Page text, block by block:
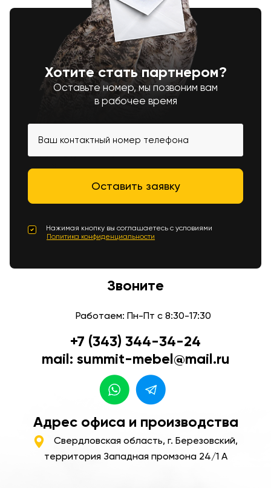
Хотите стать партнером?
Оставьте номер, мы позвоним вам
в рабочее время
Нажимая кнопку вы соглашаетесь с условиями
Политика конфиденциальности
Звоните
Работаем: Пн-Пт с 8:30-17:30
+7 (343) 344-34-24
mail: summit-mebel@mail.ru
Адрес офиса и производства
Свердловская область, г. Березовский,
территория Западная промзона 24/1 А